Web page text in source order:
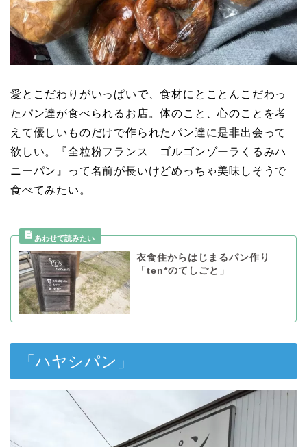
愛とこだわりがいっぱいで、食材にとことんこだわっ
たパン達が食べられるお店。体のこと、心のことを考
えて優しいものだけで作られたパン達に是非出会って
欲しい。『全粒粉フランス ゴルゴンゾーラくるみハ
ニーパン』って名前が長いけどめっちゃ美味しそうで
食べてみたい。
衣食住からはじまるパン作り
「ten*のてしごと」
「ハヤシパン」